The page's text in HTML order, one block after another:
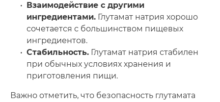
Взаимодействие с другими
ингредиентами.Глутамат натрия хорошо
сочетается с большинством пищевых
ингредиентов.
Стабильность.Глутамат натрия стабилен
при обычных условиях хранения и
приготовления пищи.
Важно отметить, что безопасность глутамата